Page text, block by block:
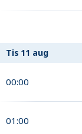
Tis 11 aug
00:00
01:00